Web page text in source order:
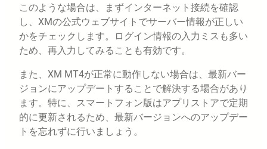
このような場合は、まずインターネット接続を確認
し、XMの公式ウェブサイトでサーバー情報が正しい
かをチェックします。ログイン情報の入力ミスも多い
ため、再入力してみることも有効です。
また、XM MT4が正常に動作しない場合は、最新バー
ジョンにアップデートすることで解決する場合があり
ます。特に、スマートフォン版はアプリストアで定期
的に更新されるため、最新バージョンへのアップデー
トを忘れずに行いましょう。